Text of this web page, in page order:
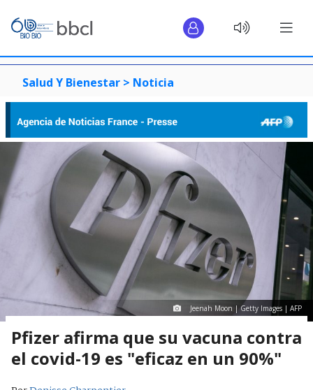
Salud Y Bienestar > Noticia
Jeenah Moon | Getty Images | AFP
Pfizer afirma que su vacuna contra
el covid-19 es "eficaz en un 90%"